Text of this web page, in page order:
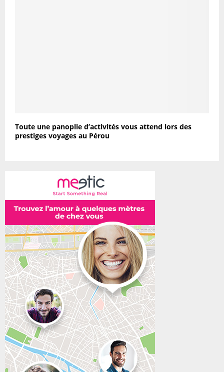
Toute une panoplie d’activités vous attend lors des
prestiges voyages au Pérou